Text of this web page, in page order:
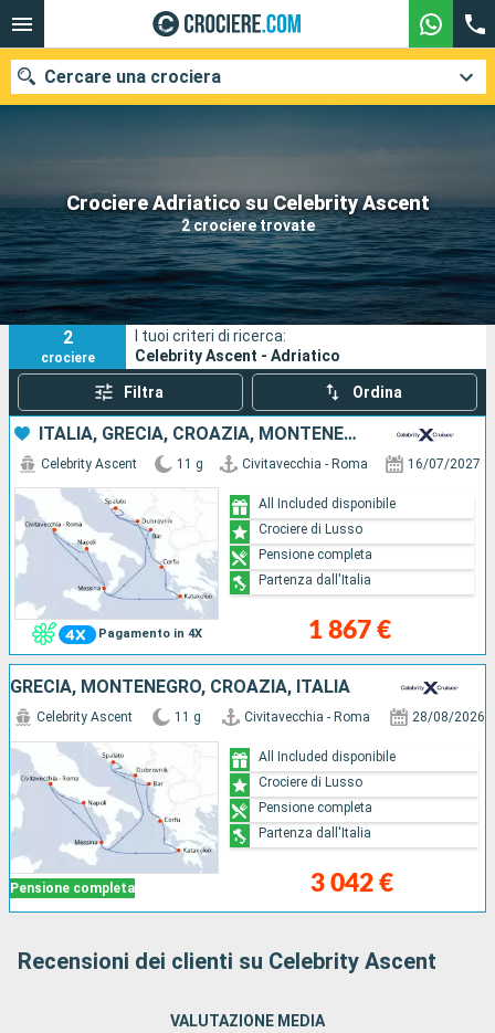
Crociere Adriatico su Celebrity Ascent
2 crociere trovate
Cercare una crociera
Le nostre destinazioni
Mesi di partenza
Porti Compagnie
Ricerca
2
crociere
I tuoi criteri di ricerca:
Celebrity Ascent - Adriatico
Filtra Ordina
ITALIA, GRECIA, CROAZIA, MONTENEGRO
Pagamento in 4X
Celebrity Ascent 11 g Civitavecchia - Roma 16/07/2027
1 867 €
All Included disponibile
Crociere di Lusso
Pensione completa
Partenza dall'Italia
GRECIA, MONTENEGRO, CROAZIA, ITALIA
Pensione completa
Celebrity Ascent 11 g Civitavecchia - Roma 28/08/2026
3 042 €
All Included disponibile
Crociere di Lusso
Pensione completa
Partenza dall'Italia
Recensioni dei clienti su Celebrity Ascent
VALUTAZIONE MEDIA